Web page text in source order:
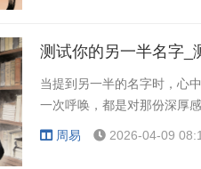
测试你的另一半名字_
当提到另一半的名字时，心
一次呼唤，都是对那份深厚
周易 2026-04-09